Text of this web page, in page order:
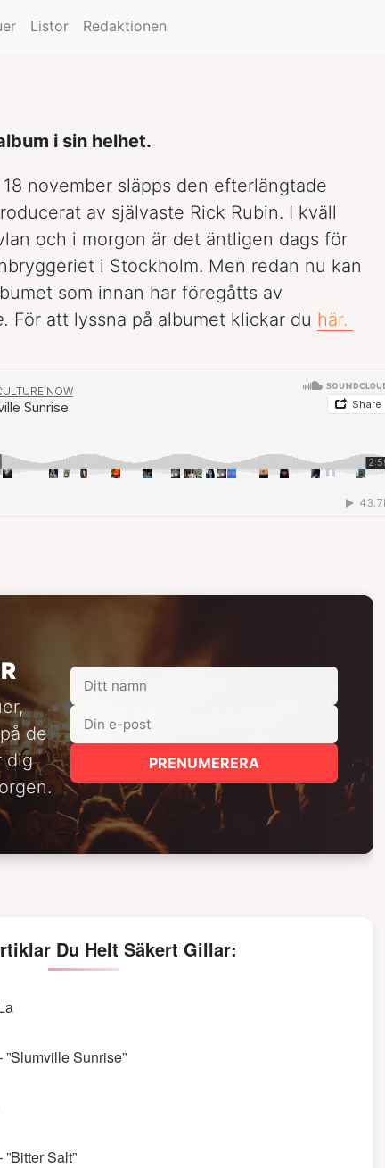
Listor Redaktionen
i sin helhet.
november släpps den efterlängtade
av självaste Rick Rubin. I kväll
och i morgon är det äntligen dags för
i Stockholm. Men redan nu kan
som innan har föregåtts av
För att lyssna på albumet klickar du här.
de
dig
PRENUMERERA
Du Helt Säkert Gillar:
Sunrise”
Salt”